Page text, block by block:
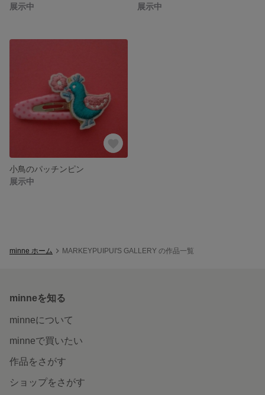
展示中
展示中
小鳥のパッチンピン
展示中
minne ホーム MARKEYPUIPUI'S GALLERY の作品一覧
minneを知る
minneについて
minneで買いたい
作品をさがす
ショップをさがす